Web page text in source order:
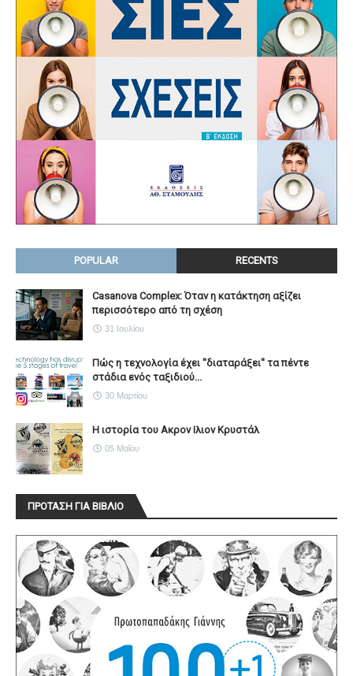
POPULAR RECENTS
Casanova Complex: Όταν η κατάκτηση αξίζει
περισσότερο από τη σχέση
31 Ιουλίου
Πώς η τεχνολογία έχει ''διαταράξει'' τα πέντε
στάδια ενός ταξιδιού...
30 Μαρτίου
Η ιστορία του Ακρον Ιλιον Κρυστάλ
05 Μαΐου
ΠΡΟΤΑΣΗ ΓΙΑ ΒΙΒΛΙΟ